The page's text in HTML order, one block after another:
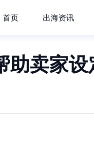
首页 出海资讯
卖家设